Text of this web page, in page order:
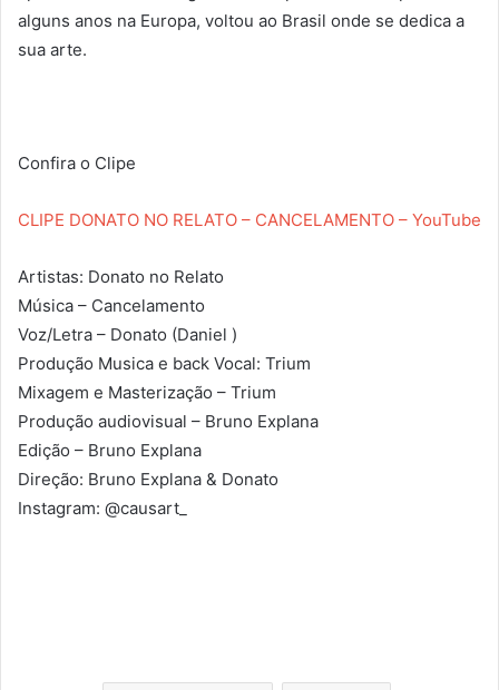
alguns anos na Europa, voltou ao Brasil onde se dedica a
sua arte.
Confira o Clipe
CLIPE DONATO NO RELATO – CANCELAMENTO – YouTube
Artistas: Donato no Relato
Música – Cancelamento
Voz/Letra – Donato (Daniel )
Produção Musica e back Vocal: Trium
Mixagem e Masterização – Trium
Produção audiovisual – Bruno Explana
Edição – Bruno Explana
Direção: Bruno Explana & Donato
Instagram: @causart_